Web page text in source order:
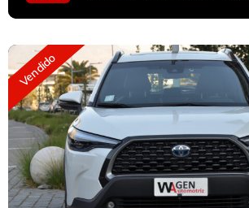
Vendido